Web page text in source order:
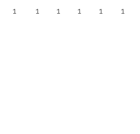
1 1 1 1 1 1